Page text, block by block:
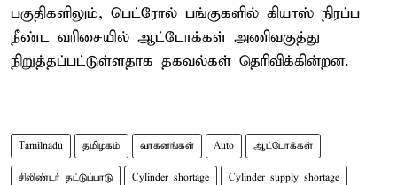
பகுதிகளிலும், பெட்ரோல் பங்குகளில் கியாஸ் நிரப்ப
நீண்ட வரிசையில் ஆட்டோக்கள் அணிவகுத்து
நிறுத்தப்பட்டுள்ளதாக தகவல்கள் தெரிவிக்கின்றன.
Tamilnadu தமிழகம் வாகனங்கள் Auto ஆட்டோக்கள்
சிலிண்டர் தட்டுப்பாடு Cylinder shortage Cylinder supply shortage